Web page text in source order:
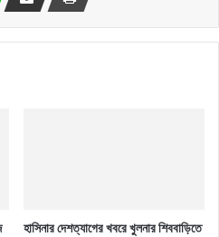
হাসিনার দেশত্যাগের খবরে খুলনার শিববাড়িতে